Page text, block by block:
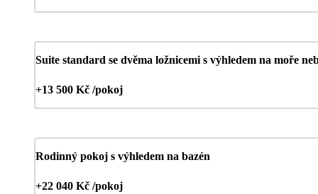
Suite standard se dvěma ložnicemi s výhledem na moře
+13 500 Kč /pokoj
Rodinný pokoj s výhledem na bazén
+22 040 Kč /pokoj